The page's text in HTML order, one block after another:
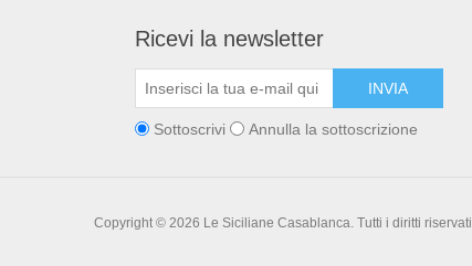
Ricevi la newsletter
Sottoscrivi Annulla la sottoscrizione
Copyright © 2026 Le Siciliane Casablanca. Tutti i diritti riservati